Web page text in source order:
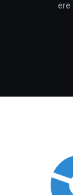
ere